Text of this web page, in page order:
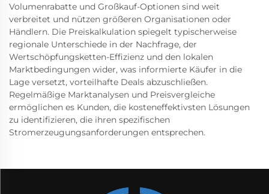
Volumenrabatte und Großkauf-Optionen sind weit
verbreitet und nützen größeren Organisationen oder
Händlern. Die Preiskalkulation spiegelt typischerweise
regionale Unterschiede in der Nachfrage, der
Wertschöpfungsketten-Effizienz und den lokalen
Marktbedingungen wider, was informierte Käufer in die
Lage versetzt, vorteilhafte Deals abzuschließen.
Regelmäßige Marktanalysen und Preisvergleiche
ermöglichen es Kunden, die kosteneffektivsten Lösungen
zu identifizieren, die ihren spezifischen
Stromerzeugungsanforderungen entsprechen.